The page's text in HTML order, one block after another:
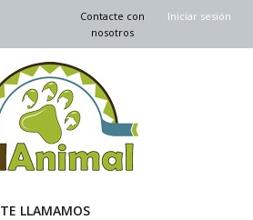
Iniciar sesión
Contacte con
nosotros
TE LLAMAMOS